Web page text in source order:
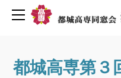
都城高専第３
同
H30